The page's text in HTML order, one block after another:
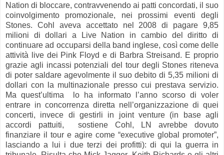
Nation di bloccare, contravvenendo ai patti concordati, il suo
coinvolgimento promozionale, nei prossimi eventi degli
Stones. Cohl aveva accettato nel 2008 di pagare 9,85
milioni di dollari a Live Nation in cambio del diritto di
continuare ad occuparsi della band inglese, così come delle
attività live dei Pink Floyd e di Barbra Streisand. E proprio
grazie agli incassi potenziali del tour degli Stones riteneva
di poter saldare agevolmente il suo debito di 5,35 milioni di
dollari con la multinazionale presso cui prestava servizio.
Ma quest’ultima lo ha informato l’anno scorso di voler
entrare in concorrenza diretta nell’organizzazione di quei
concerti, invece di gestirli in joint venture (in base agli
accordi pattuiti, sostiene Cohl, LN avrebbe dovuto
finanziare il tour e agire come “executive global promoter”,
lasciando a lui i due terzi dei profitti): di qui la guerra in